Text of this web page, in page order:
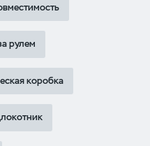
рулем
коробка